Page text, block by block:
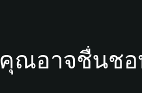
คุณอาจชื่นชอ